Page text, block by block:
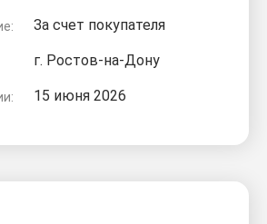
За счет покупателя
г. Ростов-на-Дону
15 июня 2026